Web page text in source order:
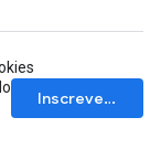
Inscrever-se